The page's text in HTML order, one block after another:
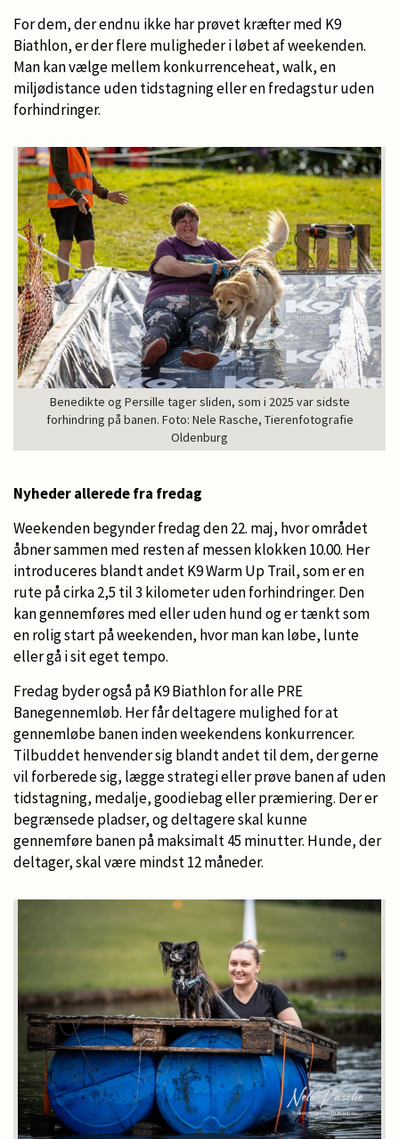
For dem, der endnu ikke har prøvet kræfter med K9
Biathlon, er der flere muligheder i løbet af weekenden.
Man kan vælge mellem konkurrenceheat, walk, en
miljødistance uden tidstagning eller en fredagstur uden
forhindringer.
Benedikte og Persille tager sliden, som i 2025 var sidste
forhindring på banen. Foto: Nele Rasche, Tierenfotografie
Oldenburg
Nyheder allerede fra fredag
Weekenden begynder fredag den 22. maj, hvor området
åbner sammen med resten af messen klokken 10.00. Her
introduceres blandt andet K9 Warm Up Trail, som er en
rute på cirka 2,5 til 3 kilometer uden forhindringer. Den
kan gennemføres med eller uden hund og er tænkt som
en rolig start på weekenden, hvor man kan løbe, lunte
eller gå i sit eget tempo.
Fredag byder også på K9 Biathlon for alle PRE
Banegennemløb. Her får deltagere mulighed for at
gennemløbe banen inden weekendens konkurrencer.
Tilbuddet henvender sig blandt andet til dem, der gerne
vil forberede sig, lægge strategi eller prøve banen af uden
tidstagning, medalje, goodiebag eller præmiering. Der er
begrænsede pladser, og deltagere skal kunne
gennemføre banen på maksimalt 45 minutter. Hunde, der
deltager, skal være mindst 12 måneder.